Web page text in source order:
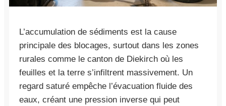
L’accumulation de sédiments est la cause
principale des blocages, surtout dans les zones
rurales comme le canton de Diekirch où les
feuilles et la terre s’infiltrent massivement. Un
regard saturé empêche l’évacuation fluide des
eaux, créant une pression inverse qui peut